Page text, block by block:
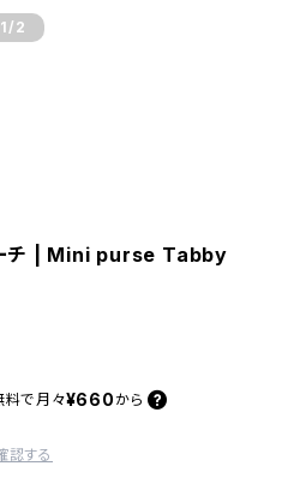
1 /2
ーチ | Mini purse Tabby
料で月々¥660 から
認する